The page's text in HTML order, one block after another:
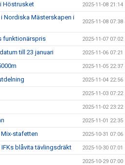
Höstrusket 2025-11-08 21:14
Nordiska Mästerskapen i
2025-11-08 07:38
funktionärspris 2025-11-07 07:02
till 23 januari 2025-11-06 07:21
2025-11-05 22:37
2025-11-04 22:56
2025-11-03 07:22
2025-11-02 23:22
2025-11-01 22:35
Mix-stafetten 2025-10-31 07:06
blåvita tävlingsdräkt 2025-10-30 07:01
2025-10-29 07:00